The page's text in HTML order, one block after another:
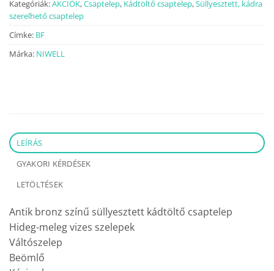
Kategóriák:AKCIÓK,Csaptelep, Kádtöltő csaptelep,Süllyesztett, kádra
szerelhető csaptelep
Címke: BF
Márka: NIWELL
LEÍRÁS
GYAKORI KÉRDÉSEK
LETÖLTÉSEK
Antik bronz színű süllyesztett kádtöltő csaptelep
Hideg-meleg vizes szelepek
Váltószelep
Beömlő